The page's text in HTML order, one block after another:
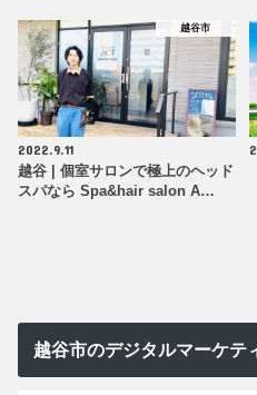
越谷市
2022.9.11
越谷 | 個室サロンで極上のヘッド
スパなら Spa&hair salon A…
越谷市のデジタルマーケテ